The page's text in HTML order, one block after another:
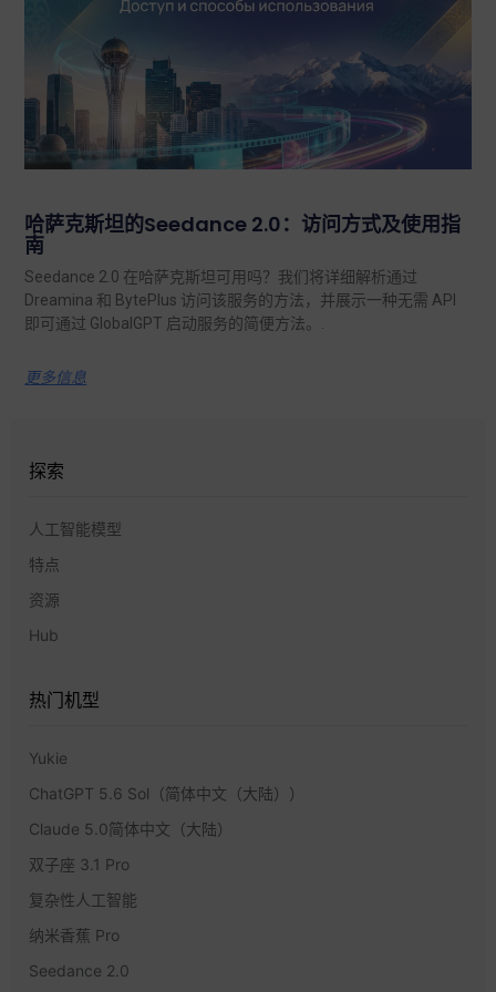
哈萨克斯坦的Seedance 2.0：访问方式及使用指
南
Seedance 2.0 在哈萨克斯坦可用吗？我们将详细解析通过
Dreamina 和 BytePlus 访问该服务的方法，并展示一种无需 API
即可通过 GlobalGPT 启动服务的简便方法。.
更多信息
探索
人工智能模型
特点
资源
Hub
热门机型
Yukie
ChatGPT 5.6 Sol（简体中文（大陆））
Claude 5.0简体中文（大陆）
双子座 3.1 Pro
复杂性人工智能
纳米香蕉 Pro
Seedance 2.0